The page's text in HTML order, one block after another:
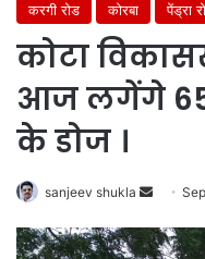
करगी रोड कोरबा पेंड्रा
कोटा
आज लगेंगे
के डोज ।
sanjeev shukla
Send
email